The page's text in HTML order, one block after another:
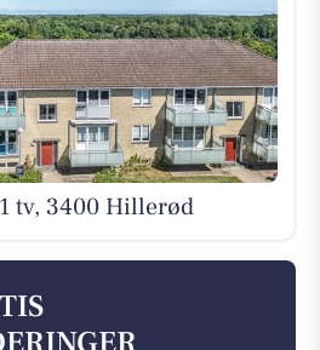
tv, 3400 Hillerød